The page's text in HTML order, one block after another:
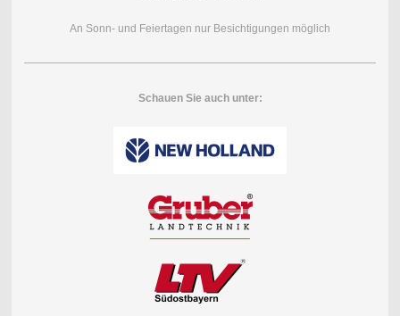
An Sonn- und Feiertagen nur Besichtigungen möglich
Schauen Sie auch unter: